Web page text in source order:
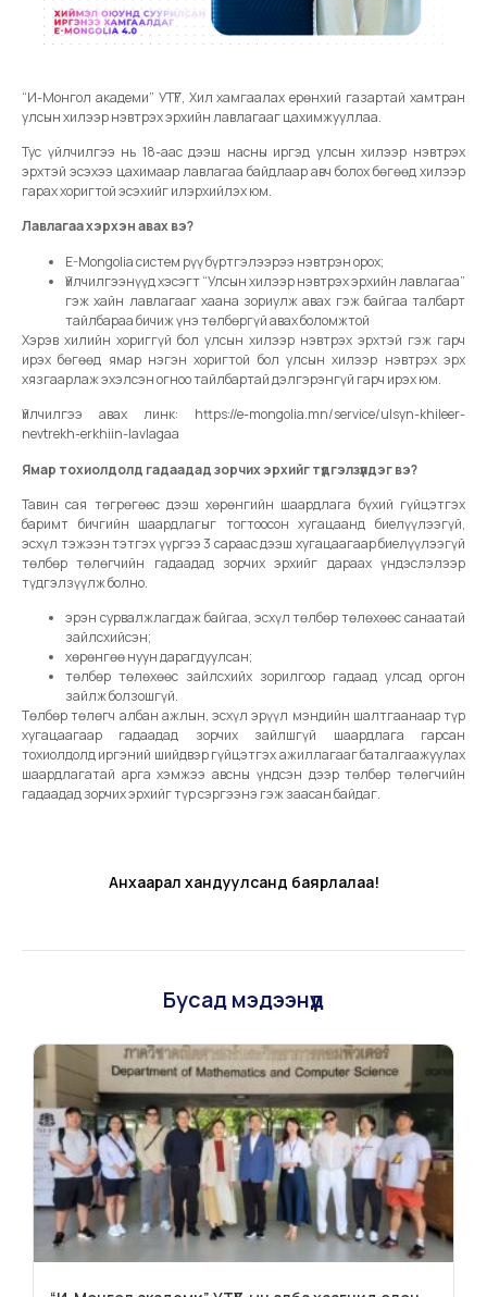
“И-Монгол академи” УТҮГ, Хил хамгаалах ерөнхий газартай хамтран
улсын хилээр нэвтрэх эрхийн лавлагааг цахимжууллаа.
Тус үйлчилгээ нь 18-аас дээш насны иргэд улсын хилээр нэвтрэх
эрхтэй эсэхээ цахимаар лавлагаа байдлаар авч болох бөгөөд хилээр
гарах хоригтой эсэхийг илэрхийлэх юм.
Лавлагаа хэрхэн авах вэ?
E-Mongolia систем рүү бүртгэлээрээ нэвтрэн орох;
Үйлчилгээнүүд хэсэгт “Улсын хилээр нэвтрэх эрхийн лавлагаа”
гэж хайн лавлагааг хаана зориулж авах гэж байгаа талбарт
тайлбараа бичиж үнэ төлбөргүй авах боломжтой
Хэрэв хилийн хориггүй бол улсын хилээр нэвтрэх эрхтэй гэж гарч
ирэх бөгөөд ямар нэгэн хоригтой бол улсын хилээр нэвтрэх эрх
хязгаарлаж эхэлсэн огноо тайлбартай дэлгэрэнгүй гарч ирэх юм.
Үйлчилгээ авах линк: https://e-mongolia.mn/service/ulsyn-khileer-
nevtrekh-erkhiin-lavlagaa
Ямар тохиолдолд гадаадад зорчих эрхийг түдгэлзүүлдэг вэ?
Тавин сая төгрөгөөс дээш хөрөнгийн шаардлага бүхий гүйцэтгэх
баримт бичгийн шаардлагыг тогтоосон хугацаанд биелүүлээгүй,
эсхүл тэжээн тэтгэх үүргээ 3 сараас дээш хугацаагаар биелүүлээгүй
төлбөр төлөгчийн гадаадад зорчих эрхийг дараах үндэслэлээр
түдгэлзүүлж болно.
эрэн сурвалжлагдаж байгаа, эсхүл төлбөр төлөхөөс санаатай
зайлсхийсэн;
хөрөнгөө нуун дарагдуулсан;
төлбөр төлөхөөс зайлсхийх зорилгоор гадаад улсад оргон
зайлж болзошгүй.
Төлбөр төлөгч албан ажлын, эсхүл эрүүл мэндийн шалтгаанаар түр
хугацаагаар гадаадад зорчих зайлшгүй шаардлага гарсан
тохиолдолд иргэний шийдвэр гүйцэтгэх ажиллагааг баталгаажуулах
шаардлагатай арга хэмжээ авсны үндсэн дээр төлбөр төлөгчийн
гадаадад зорчих эрхийг түр сэргээнэ гэж заасан байдаг.
Анхаарал хандуулсанд баярлалаа!
Бусад мэдээнүүд